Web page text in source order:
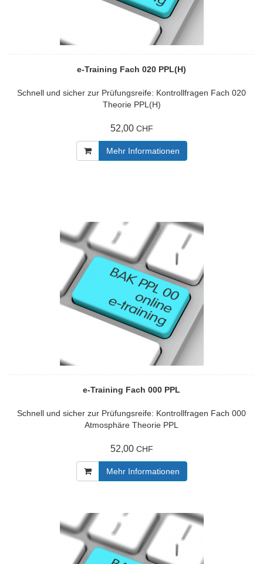
e-Training Fach 020 PPL(H)
Schnell und sicher zur Prüfungsreife: Kontrollfragen Fach 020
Theorie PPL(H)
52,00 CHF
Mehr Informationen
e-Training Fach 000 PPL
Schnell und sicher zur Prüfungsreife: Kontrollfragen Fach 000
Atmosphäre Theorie PPL
52,00 CHF
Mehr Informationen